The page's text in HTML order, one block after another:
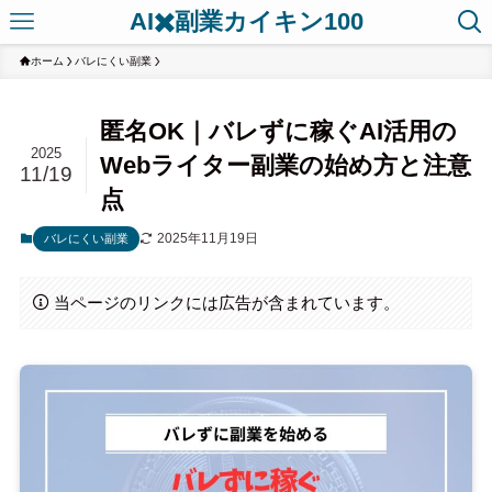
AI✖️副業カイキン100
ホーム バレにくい副業
匿名OK｜バレずに稼ぐAI活用の
Webライター副業の始め方と注意
点
2025
11/19
バレにくい副業 2025年11月19日
当ページのリンクには広告が含まれています。